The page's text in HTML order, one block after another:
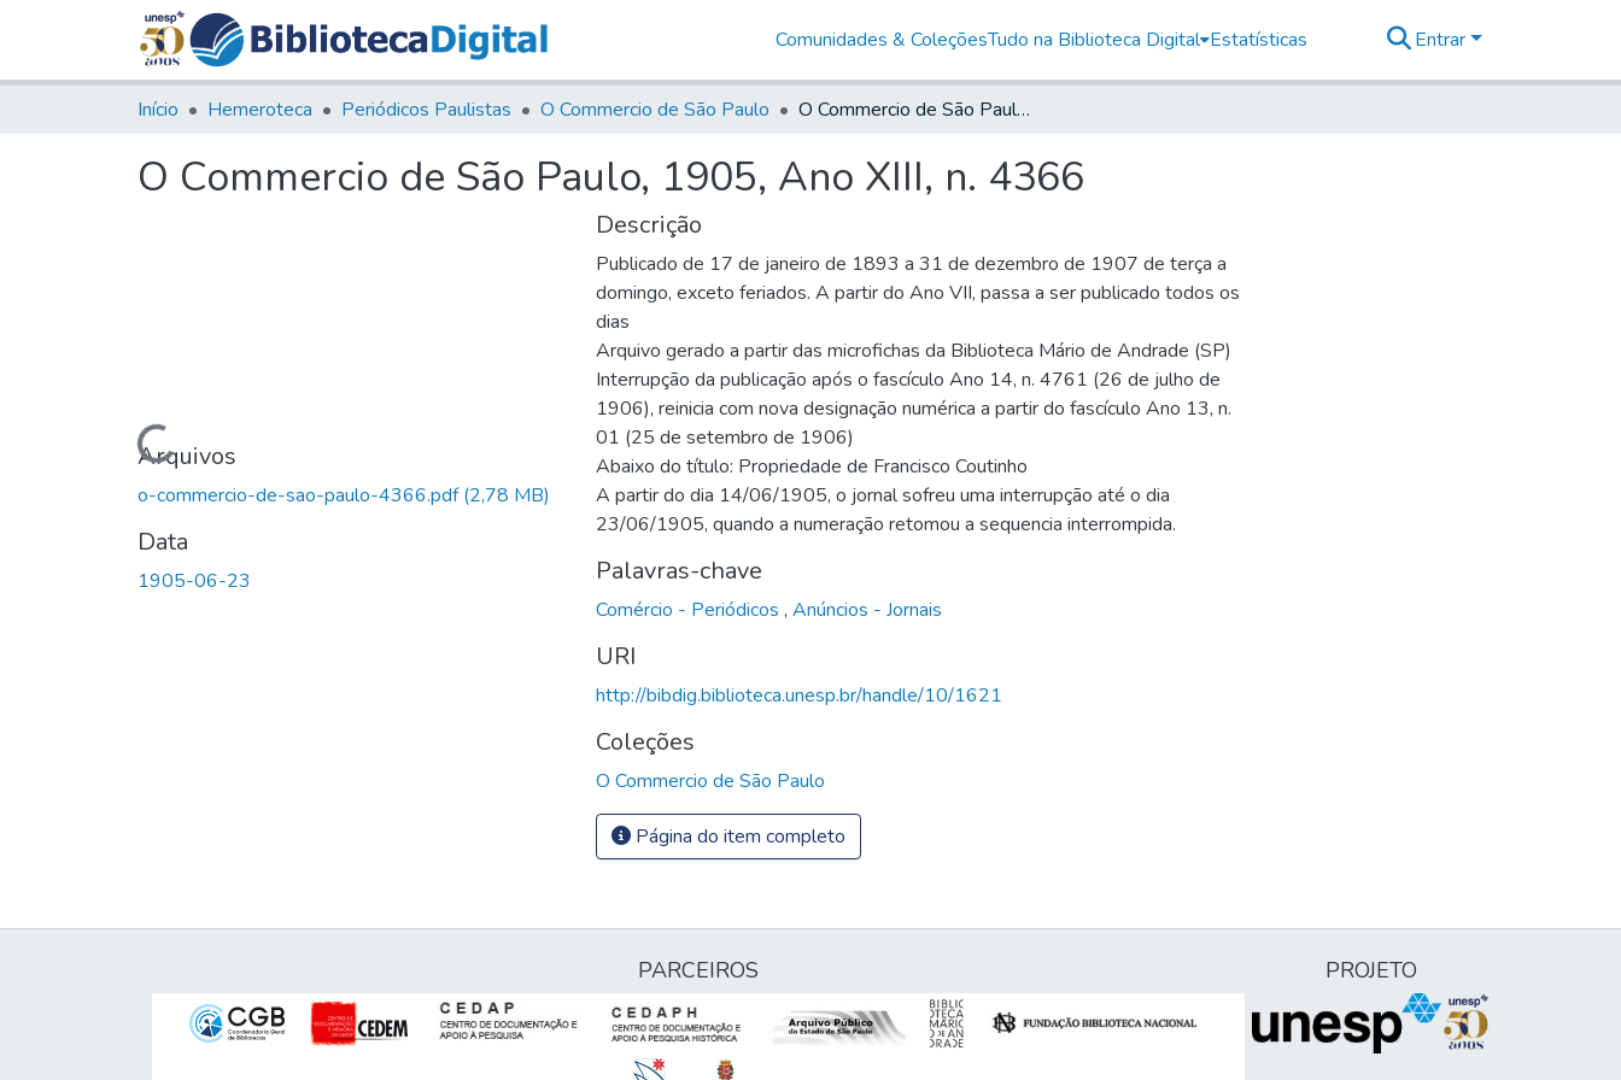
Comunidades & ColeçõesTudo na Biblioteca Digital Estatísticas Entrar
Início Hemeroteca Periódicos Paulistas O Commercio de São Paulo O Commercio de São Paulo, 1905, Ano XIII, n. 4366
O Commercio de São Paulo, 1905, Ano XIII, n. 4366
Carregando...
Arquivos
o-commercio-de-sao-paulo-4366.pdf(2,78 MB)
Data
1905-06-23
Descrição
Publicado de 17 de janeiro de 1893 a 31 de dezembro de 1907 de terça a
domingo, exceto feriados. A partir do Ano VII, passa a ser publicado todos os
dias
Arquivo gerado a partir das microfichas da Biblioteca Mário de Andrade (SP)
Interrupção da publicação após o fascículo Ano 14, n. 4761 (26 de julho de
1906), reinicia com nova designação numérica a partir do fascículo Ano 13, n.
01 (25 de setembro de 1906)
Abaixo do título: Propriedade de Francisco Coutinho
A partir do dia 14/06/1905, o jornal sofreu uma interrupção até o dia
23/06/1905, quando a numeração retomou a sequencia interrompida.
Palavras-chave
Comércio - Periódicos , Anúncios - Jornais
URI
http://bibdig.biblioteca.unesp.br/handle/10/1621
Coleções
O Commercio de São Paulo
Página do item completo
PARCEIROS PROJETO